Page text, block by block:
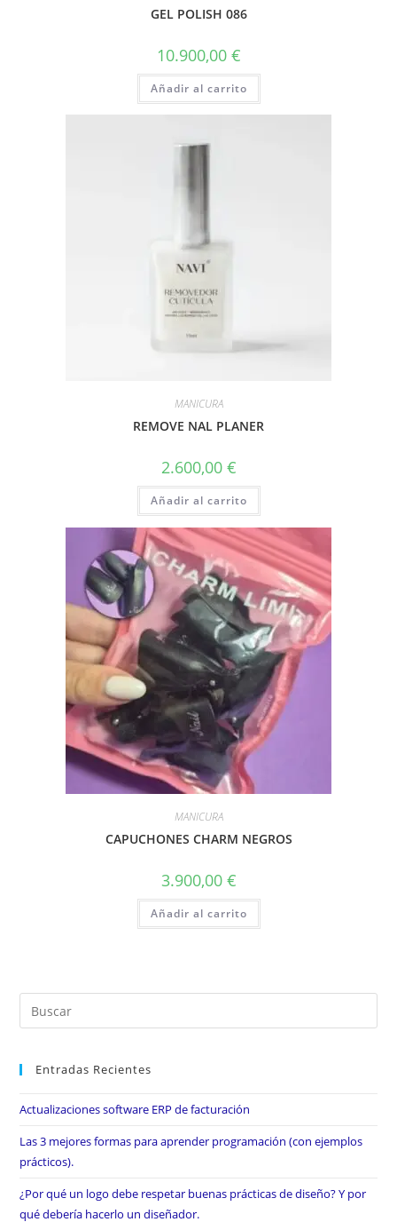
GEL POLISH 086
10.900,00 €
Añadir al carrito
MANICURA
REMOVE NAL PLANER
2.600,00 €
Añadir al carrito
MANICURA
CAPUCHONES CHARM NEGROS
3.900,00 €
Añadir al carrito
Entradas Recientes
Actualizaciones software ERP de facturación
Las 3 mejores formas para aprender programación (con ejemplos
prácticos).
¿Por qué un logo debe respetar buenas prácticas de diseño? Y por
qué debería hacerlo un diseñador.